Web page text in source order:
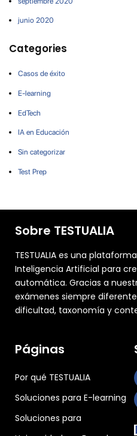
junio 2020
Categories
Casos de éxito
E-learning
EdTech
IA en Educación
Sin categorizar
Test Prep
Sobre TESTUALIA
TESTUALIA es una
Inteligencia Artificial para
automática. Gracias a
exámenes siempre
dificultad, taxonomía y
Páginas
Por qué TESTUALIA
Soluciones para E-learning
Soluciones para